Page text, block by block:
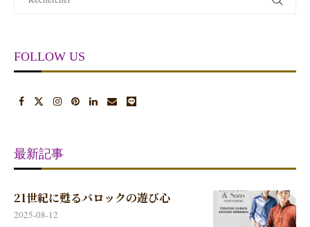
FOLLOW US
最新記事
21世紀に甦るバロックの遊び心
2025-08-12